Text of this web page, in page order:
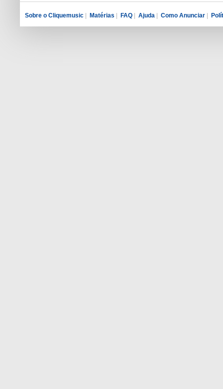
Sobre o Cliquemusic Matérias FAQ Ajuda Como Anunciar